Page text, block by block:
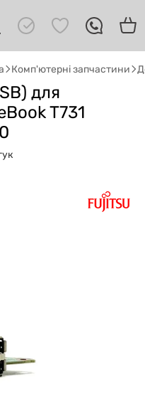
Комп'ютерні запчастини
для
T731
техніку.